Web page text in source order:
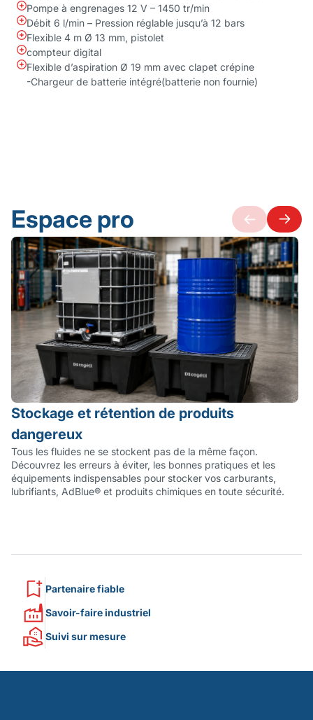
Pompe à engrenages 12 V – 1450 tr/min
Débit 6 l/min – Pression réglable jusqu’à 12 bars
Flexible 4 m Ø 13 mm, pistolet
compteur digital
Flexible d’aspiration Ø 19 mm avec clapet crépine
-Chargeur de batterie intégré(batterie non fournie)
Espace pro
Stockage et rétention de produits
dangereux
Tous les fluides ne se stockent pas de la même façon.
Découvrez les erreurs à éviter, les bonnes pratiques et les
équipements indispensables pour stocker vos carburants,
lubrifiants, AdBlue® et produits chimiques en toute sécurité.
Partenaire fiable
Savoir-faire industriel
Suivi sur mesure